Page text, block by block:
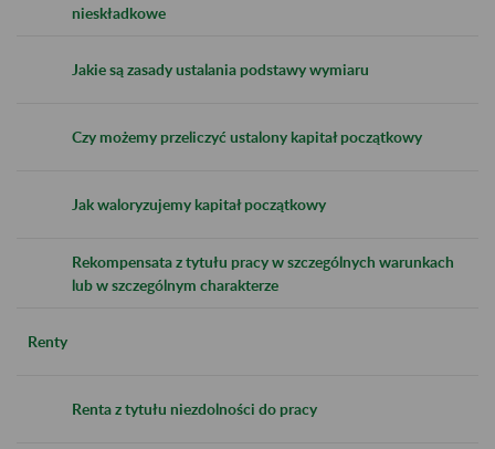
nieskładkowe
Jakie są zasady ustalania podstawy wymiaru
Czy możemy przeliczyć ustalony kapitał początkowy
Jak waloryzujemy kapitał początkowy
Rekompensata z tytułu pracy w szczególnych warunkach
lub w szczególnym charakterze
Renty
Renta z tytułu niezdolności do pracy